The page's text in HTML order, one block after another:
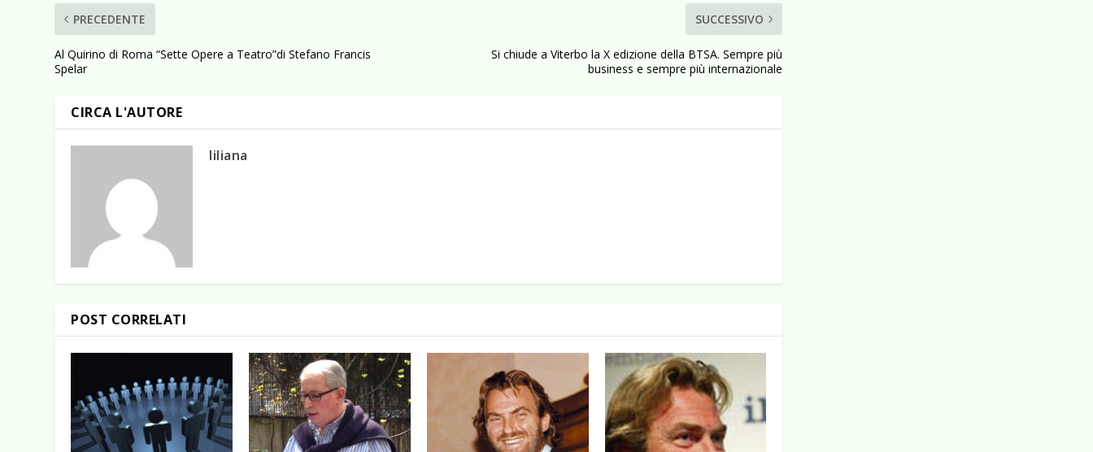
PRECEDENTE
Al Quirino di Roma “Sette Opere a Teatro”di Stefano Francis
Spelar
SUCCESSIVO
Si chiude a Viterbo la X edizione della BTSA. Sempre più
business e sempre più internazionale
CIRCA L'AUTORE
liliana
POST CORRELATI